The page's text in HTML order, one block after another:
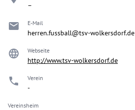
–
E-Mail
herren.fussball@tsv-wolkersdorf.de
Webseite
http://www.tsv-wolkersdorf.de
Verein
-
Vereinsheim